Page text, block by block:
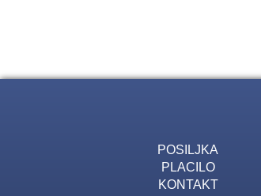
POSILJKA
PLACILO
KONTAKT